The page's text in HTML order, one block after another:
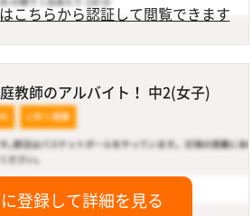
こちらから認証して閲覧できます
教師のアルバイト！ 中2(女子)
登録して詳細を見る